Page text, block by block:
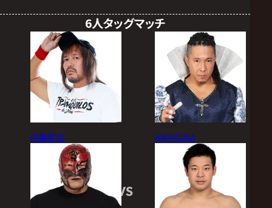
6人タッグマッチ
内藤哲也
VS
AMAKUSA